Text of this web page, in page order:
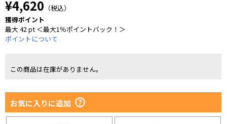
¥4,620 （税込）
獲得ポイント
最大 42 pt ＜最大1％ポイントバック！＞
ポイントについて
この商品は在庫がありません。
お気に入りに追加